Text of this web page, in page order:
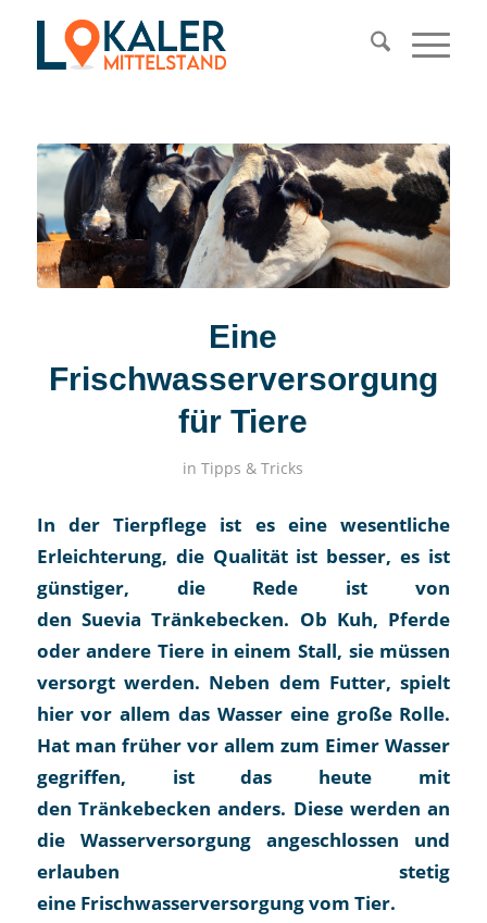
Eine
Frischwasserversorgung
für Tiere
inTipps & Tricks
In der Tierpflege ist es eine wesentliche
Erleichterung, die Qualität ist besser, es ist
günstiger, die Rede ist von
den Suevia Tränkebecken. Ob Kuh, Pferde
oder andere Tiere in einem Stall, sie müssen
versorgt werden. Neben dem Futter, spielt
hier vor allem das Wasser eine große Rolle.
Hat man früher vor allem zum Eimer Wasser
gegriffen, ist das heute mit
den Tränkebecken anders. Diese werden an
die Wasserversorgung angeschlossen und
erlauben stetig
eine Frischwasserversorgung vom Tier.